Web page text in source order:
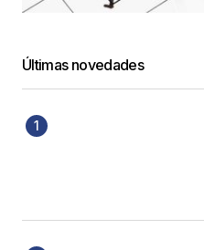
Últimas novedades